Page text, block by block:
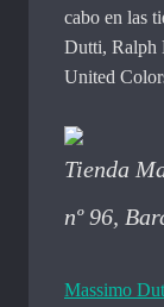
cabo en las
Dutti, Ralph
United
Tienda
nº 96,
Massimo